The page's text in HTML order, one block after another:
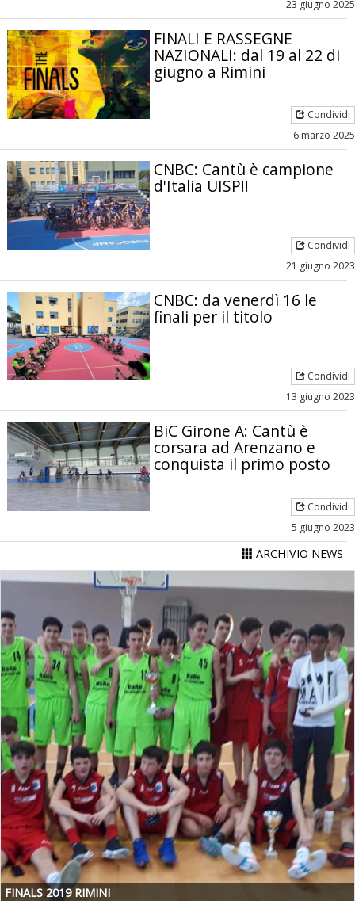
23 giugno 2025
FINALI E RASSEGNE
NAZIONALI: dal 19 al 22 di
giugno a Rimini
Condividi
6 marzo 2025
CNBC: Cantù è campione
d'Italia UISP!!
Condividi
21 giugno 2023
CNBC: da venerdì 16 le
finali per il titolo
Condividi
13 giugno 2023
BiC Girone A: Cantù è
corsara ad Arenzano e
conquista il primo posto
Condividi
5 giugno 2023
ARCHIVIO NEWS
FINALS 2019 RIMINI